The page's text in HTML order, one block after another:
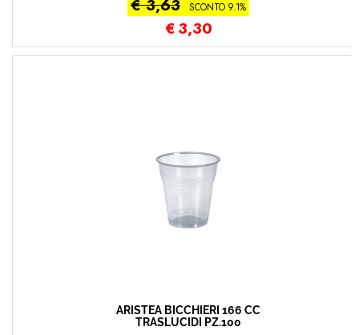
€ 3,63 SCONTO 9.1%
€ 3,30
ARISTEA BICCHIERI 166 CC
TRASLUCIDI PZ.100